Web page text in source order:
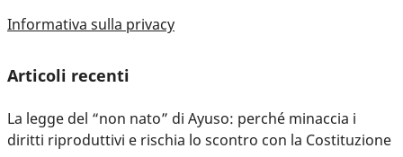
Informativa sulla privacy
Articoli recenti
La legge del “non nato” di Ayuso: perché minaccia i
diritti riproduttivi e rischia lo scontro con la Costituzione